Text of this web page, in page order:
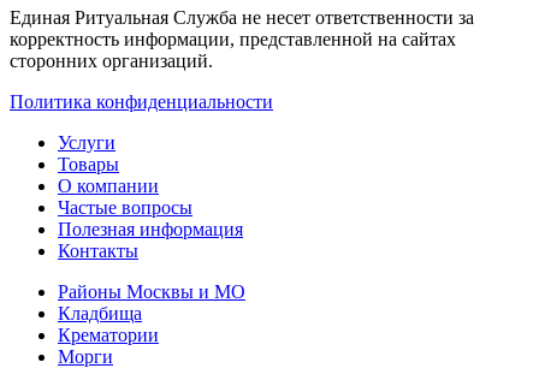
Единая Ритуальная Служба не несет ответственности за
корректность информации, представленной на сайтах
сторонних организаций.
Политика конфиденциальности
Услуги
Товары
О компании
Частые вопросы
Полезная информация
Контакты
Районы Москвы и МО
Кладбища
Крематории
Морги